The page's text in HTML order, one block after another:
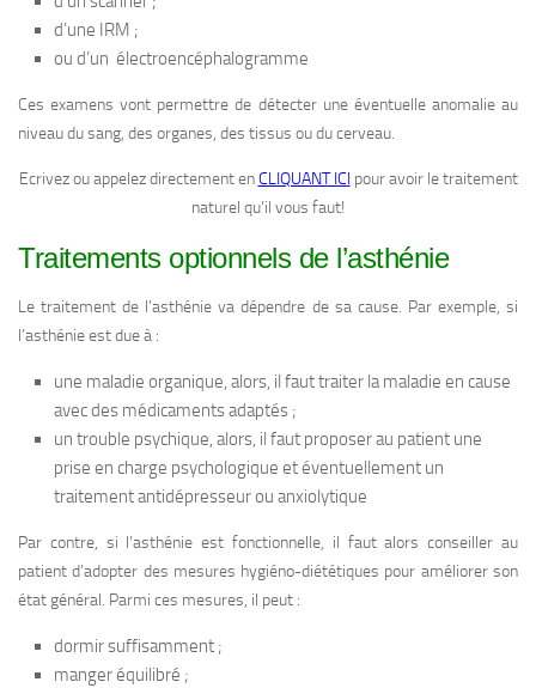
d’une IRM ;
ou d’un électroencéphalogramme
Ces examens vont permettre de détecter une éventuelle anomalie au
niveau du sang, des organes, des tissus ou du cerveau.
Ecrivez ou appelez directement enCLIQUANT ICI pour avoir le traitement
naturel qu’il vous faut!
Traitements optionnels de l’asthénie
Le traitement de l’asthénie va dépendre de sa cause. Par exemple, si
l’asthénie est due à :
une maladie organique, alors, il faut traiter la maladie en cause
avec des médicaments adaptés ;
un trouble psychique, alors, il faut proposer au patient une
prise en charge psychologique et éventuellement un
traitement antidépresseur ou anxiolytique
Par contre, si l’asthénie est fonctionnelle, il faut alors conseiller au
patient d’adopter des mesures hygiéno-diététiques pour améliorer son
état général. Parmi ces mesures, il peut :
dormir suffisamment ;
manger équilibré ;